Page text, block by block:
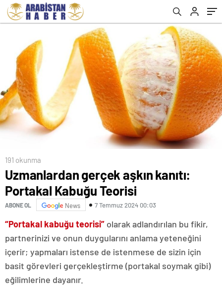
191 okunma
Uzmanlardan gerçek aşkın kanıtı:
Portakal Kabuğu Teorisi
ABONE OL News 7 Temmuz 2024 00:03
“Portakal kabuğu teorisi” olarak adlandırılan bu fikir,
partnerinizi ve onun duygularını anlama yeteneğini
içerir; yapmaları istense de istenmese de sizin için
basit görevleri gerçekleştirme (portakal soymak gibi)
eğilimlerine dayanır.